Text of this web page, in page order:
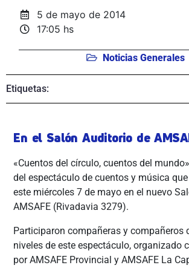
5 de mayo de 2014
17:05 hs
Noticias Generales
Etiquetas:
En el Salón Auditorio de
«Cuentos del círculo, cuentos del
del espectáculo de cuentos y música
este miércoles 7 de mayo en el nuevo
AMSAFE (Rivadavia 3279).
Participaron compañeras y compañeros
niveles de este espectáculo, organizado
por AMSAFE Provincial y AMSAFE La